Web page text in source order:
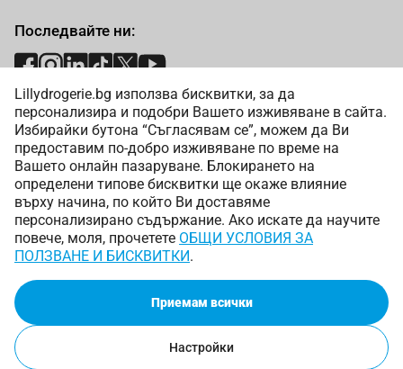
Lillydrogerie.bg използва бисквитки, за да
персонализира и подобри Вашето изживяване в сайта.
Избирайки бутона “Съгласявам се”, можем да Ви
предоставим по-добро изживяване по време на
Вашето онлайн пазаруване. Блокирането на
определени типове бисквитки ще окаже влияние
върху начина, по който Ви доставяме
персонализирано съдържание. Ако искате да научите
повече, моля, прочетете ОБЩИ УСЛОВИЯ ЗА
ПОЛЗВАНЕ И БИСКВИТКИ.
Приемам всички
Настройки
Последвайте ни:
Начини на плащане:
Начини на доставка:
Copyright © 2025 Лили Дрогерие ЕООД. Всички права
запазени.
Онлайн магазин от